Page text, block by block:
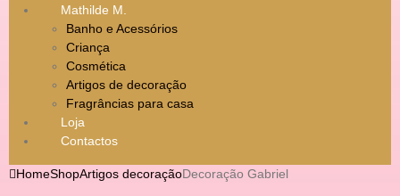
Mathilde M.
Banho e Acessórios
Criança
Cosmética
Artigos de decoração
Fragrâncias para casa
Loja
Contactos
HomeShopArtigos decoraçãoDecoração Gabriel